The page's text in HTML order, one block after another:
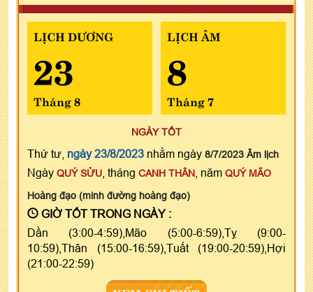
LỊCH DƯƠNG
23
Tháng 8
LỊCH ÂM
8
Tháng 7
NGÀY TỐT
Thứ tư, ngày 23/8/2023 nhằm ngày 8/7/2023 Âm lịch
Ngày QUÝ SỬU , tháng CANH THÂN , năm QUÝ MÃO
Hoàng đạo (minh đường hoàng đạo)
GIỜ TỐT TRONG NGÀY :
Dần (3:00-4:59),Mão (5:00-6:59),Tỵ (9:00-
10:59),Thân (15:00-16:59),Tuất (19:00-20:59),Hợi
(21:00-22:59)